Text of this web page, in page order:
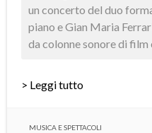
un concerto del duo
piano e Gian Maria
da colonne sonore di film
> Leggi tutto
MUSICA E SPETTACOLI